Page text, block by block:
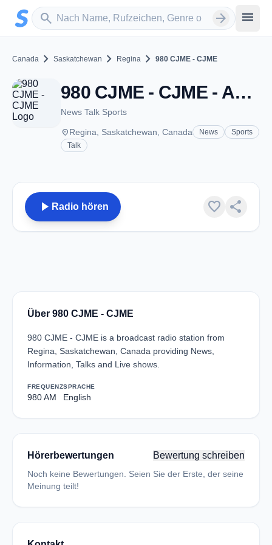
Zum Hauptinhalt springen
search
Sender suchen arrow_forward menu
Canada chevron_right Saskatchewan chevron_right Regina chevron_right 980 CJME - CJME
980 CJME - CJME - AM 980 - Regina, SK
News Talk Sports
placeRegina, Saskatchewan, Canada News
Sports
Talk
play_arrow Radio hören favorite share
Über 980 CJME - CJME
980 CJME - CJME is a broadcast radio station from
Regina, Saskatchewan, Canada providing News,
Information, Talks and Live shows.
FREQUENZ
980 AM
SPRACHE
English
Hörerbewertungen Bewertung schreiben
Noch keine Bewertungen. Seien Sie der Erste, der seine
Meinung teilt!